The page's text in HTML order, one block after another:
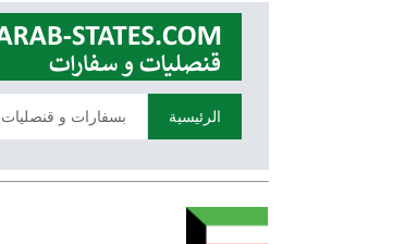
الرئيسية بسفارات و قنصليات